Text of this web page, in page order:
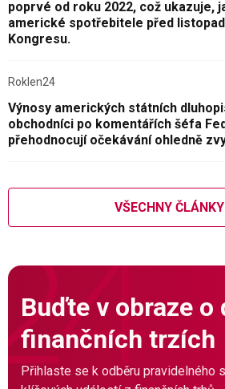
poprvé od roku 2022, což ukazuje,
americké spotřebitele před
Kongresu.
Roklen24
Výnosy amerických státních
obchodníci po komentářích šéfa
přehodnocují očekávání ohledně
VŠECHNY ČLÁNKY
Buďte v obraze o
finančních trzích
Přihlaste se k odběru pravidelného